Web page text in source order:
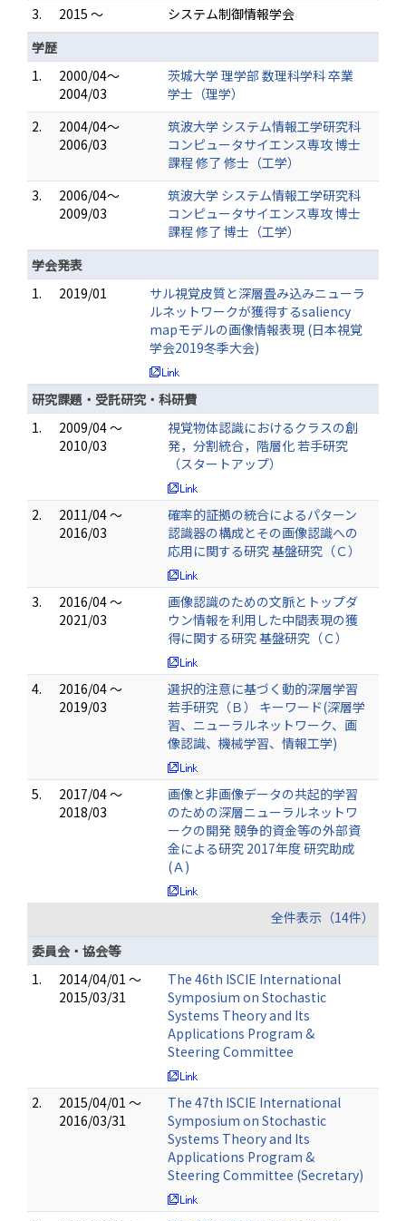
3.
2015 ～
システム制御情報学会
学歴
1.
2000/04～
2004/03
茨城大学 理学部 数理科学科 卒業
学士（理学）
2.
2004/04～
2006/03
筑波大学 システム情報工学研究科
コンピュータサイエンス専攻 博士
課程 修了 修士（工学）
3.
2006/04～
2009/03
筑波大学 システム情報工学研究科
コンピュータサイエンス専攻 博士
課程 修了 博士（工学）
学会発表
1.
2019/01
サル視覚皮質と深層畳み込みニューラ
ルネットワークが獲得するsaliency
mapモデルの画像情報表現 (日本視覚
学会2019冬季大会)
研究課題・受託研究・科研費
1.
2009/04 ～
2010/03
視覚物体認識におけるクラスの創
発，分割統合，階層化 若手研究
（スタートアップ）
2.
2011/04 ～
2016/03
確率的証拠の統合によるパターン
認識器の構成とその画像認識への
応用に関する研究 基盤研究（Ｃ）
3.
2016/04 ～
2021/03
画像認識のための文脈とトップダ
ウン情報を利用した中間表現の獲
得に関する研究 基盤研究（Ｃ）
4.
2016/04 ～
2019/03
選択的注意に基づく動的深層学習
若手研究（Ｂ） キーワード(深層学
習、ニューラルネットワーク、画
像認識、機械学習、情報工学)
5.
2017/04 ～
2018/03
画像と非画像データの共起的学習
のための深層ニューラルネットワ
ークの開発 競争的資金等の外部資
金による研究 2017年度 研究助成
(Ａ)
全件表示（14件）
委員会・協会等
1.
2014/04/01 ～
2015/03/31
The 46th ISCIE International
Symposium on Stochastic
Systems Theory and Its
Applications Program &
Steering Committee
2.
2015/04/01 ～
2016/03/31
The 47th ISCIE International
Symposium on Stochastic
Systems Theory and Its
Applications Program &
Steering Committee (Secretary)